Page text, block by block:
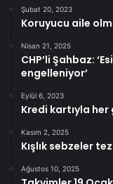
Şubat 20, 2023
Koruyucu aile
Nisan 21, 2025
CHP’li Şahbaz:
engelleniyor’
Eylül 6, 2023
Kredi kartıyla her
Kasım 2, 2025
Kışlık sebzeler
Ağustos 10, 2025